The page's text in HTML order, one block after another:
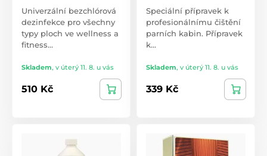
Univerzální bezchlórová
dezinfekce pro všechny
typy ploch ve wellness a
fitness…
Skladem, v úterý 11. 8. u vás
510 Kč
Speciální přípravek k
profesionálnímu čištění
parních kabin. Přípravek
k…
Skladem, v úterý 11. 8. u vás
339 Kč